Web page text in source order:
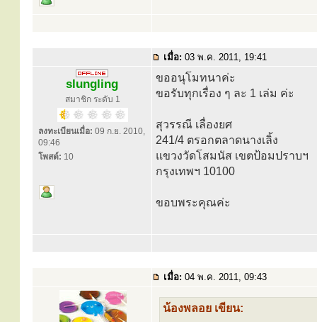
เมื่อ: 03 พ.ค. 2011, 19:41
slungling
สมาชิก ระดับ 1
ลงทะเบียนเมื่อ: 09 ก.ย. 2010,
09:46
โพสต์: 10
ขออนุโมทนาค่ะ
ขอรับทุกเรื่อง ๆ ละ 1 เล่ม ค่ะ
สุวรรณี เลื่องยศ
241/4 ตรอกตลาดนางเลิ้ง
แขวงวัดโสมนัส เขตป้อมปราบฯ
กรุงเทพฯ 10100
ขอบพระคุณค่ะ
เมื่อ: 04 พ.ค. 2011, 09:43
น้องพลอย เขียน: